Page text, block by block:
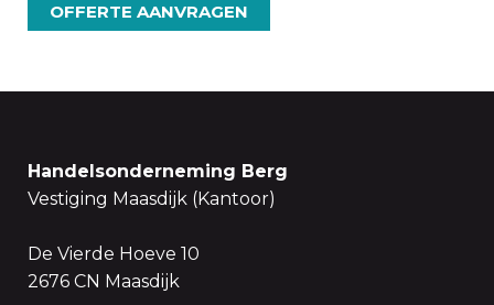
OFFERTE AANVRAGEN
Handelsonderneming Berg
Vestiging Maasdijk (Kantoor)
De Vierde Hoeve 10
2676 CN Maasdijk